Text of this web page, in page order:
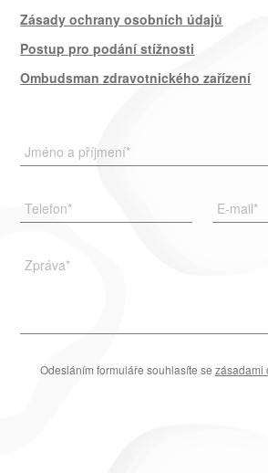
Zásady ochrany osobních údajů
Postup pro podání stížnosti
Ombudsman zdravotnického zařízení
Jméno a příjmení*
Telefon* E-mail*
Zpráva*
Odesláním formuláře souhlasíte se zásadami